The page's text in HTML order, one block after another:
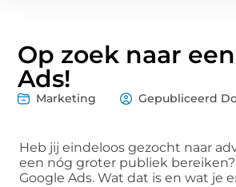
Op zoek naar
Ads!
Marketing Gepubliceerd
Heb jij eindeloos gezocht naar
een nóg groter publiek
Google Ads. Wat dat is en wat